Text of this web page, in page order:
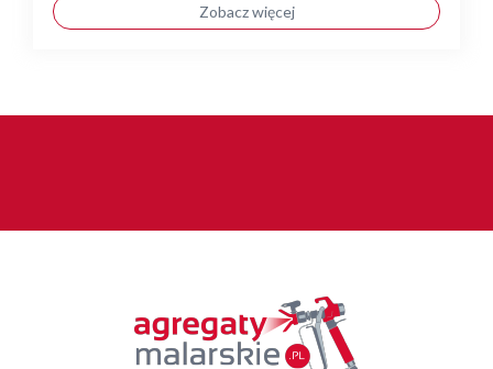
Zobacz więcej